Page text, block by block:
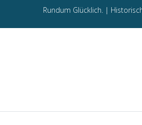
Rundum Glücklich. |